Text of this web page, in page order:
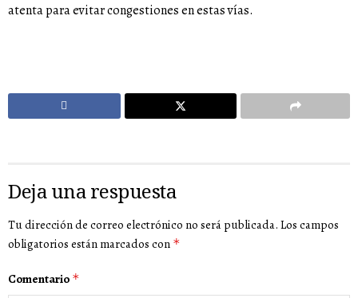
atenta para evitar congestiones en estas vías.
Deja una respuesta
Tu dirección de correo electrónico no será publicada. Los campos
obligatorios están marcados con *
Comentario *